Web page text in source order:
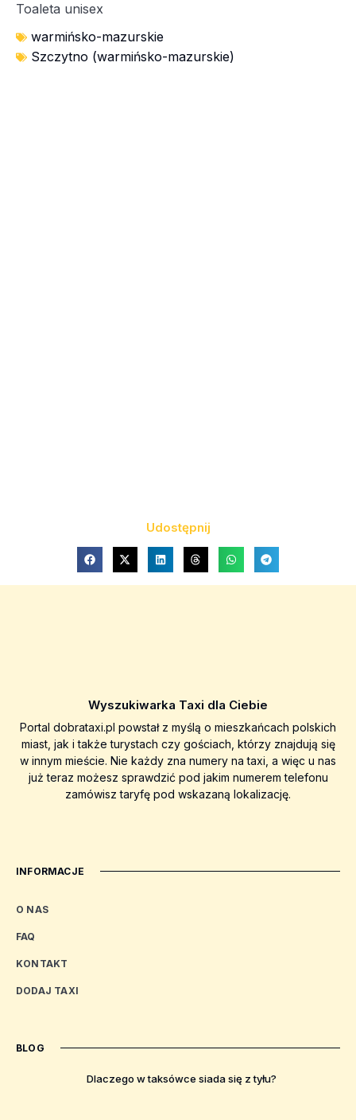
Toaleta unisex
warmińsko-mazurskie
Szczytno (warmińsko-mazurskie)
Udostępnij
Wyszukiwarka Taxi dla Ciebie
Portal dobrataxi.pl powstał z myślą o mieszkańcach polskich
miast, jak i także turystach czy gościach, którzy znajdują się
w innym mieście. Nie każdy zna numery na taxi, a więc u nas
już teraz możesz sprawdzić pod jakim numerem telefonu
zamówisz taryfę pod wskazaną lokalizację.
INFORMACJE
O NAS
FAQ
KONTAKT
DODAJ TAXI
BLOG
Dlaczego w taksówce siada się z tyłu?